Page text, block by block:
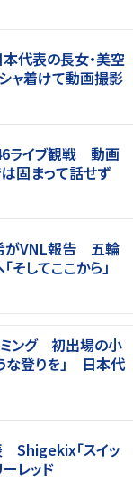
代表の長女・美空
ャ着けて動画撮影
ライブ観戦 動画
固まって話せず
がVNL報告 五輪
してここから」
ミング 初出場の小
な登りを」 日本代
Shigekix「スイッ
レッド